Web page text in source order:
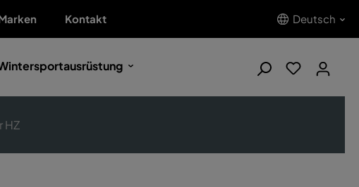
Kontakt Deutsch
HZ